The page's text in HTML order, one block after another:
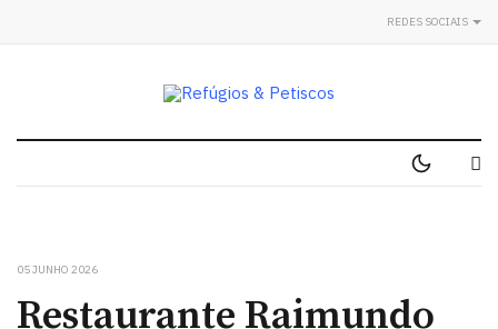
REDES SOCIAIS
05 JUNHO 2026
Restaurante Raimundo